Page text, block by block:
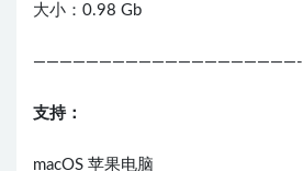
大小：0.98 Gb
————————————————————-
支持：
macOS 苹果电脑